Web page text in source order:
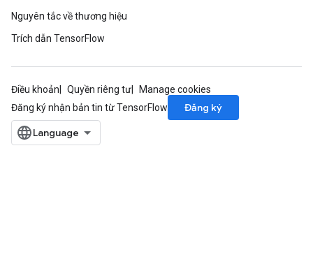
Nguyên tắc về thương hiệu
Trích dẫn TensorFlow
Điều khoản Quyền riêng tư
Manage cookies
Đăng ký nhận bản tin từ TensorFlow
Đăng ký